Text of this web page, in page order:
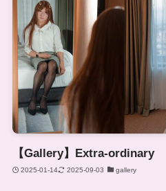
【Gallery】Extra-ordinary
2025-01-14 2025-09-03 gallery